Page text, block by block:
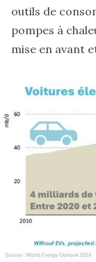
outils de
pompes à
mise en avant